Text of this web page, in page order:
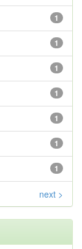
1
1
1
1
1
1
1
next >